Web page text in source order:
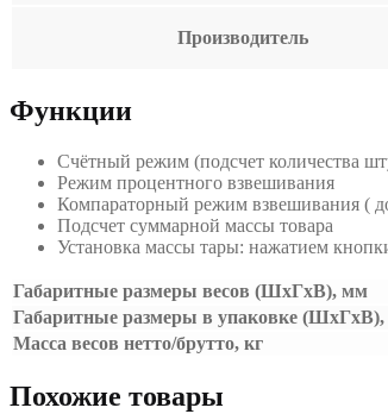
Производитель
Функции
Счётный режим (подсчет количества
Режим процентного взвешивания
Компараторный режим взвешивания (
Подсчет суммарной массы товара
Установка массы тары: нажатием
Габаритные размеры весов (ШхГхВ), мм
Габаритные размеры в упаковке
Масса весов нетто/брутто, кг
Похожие товары